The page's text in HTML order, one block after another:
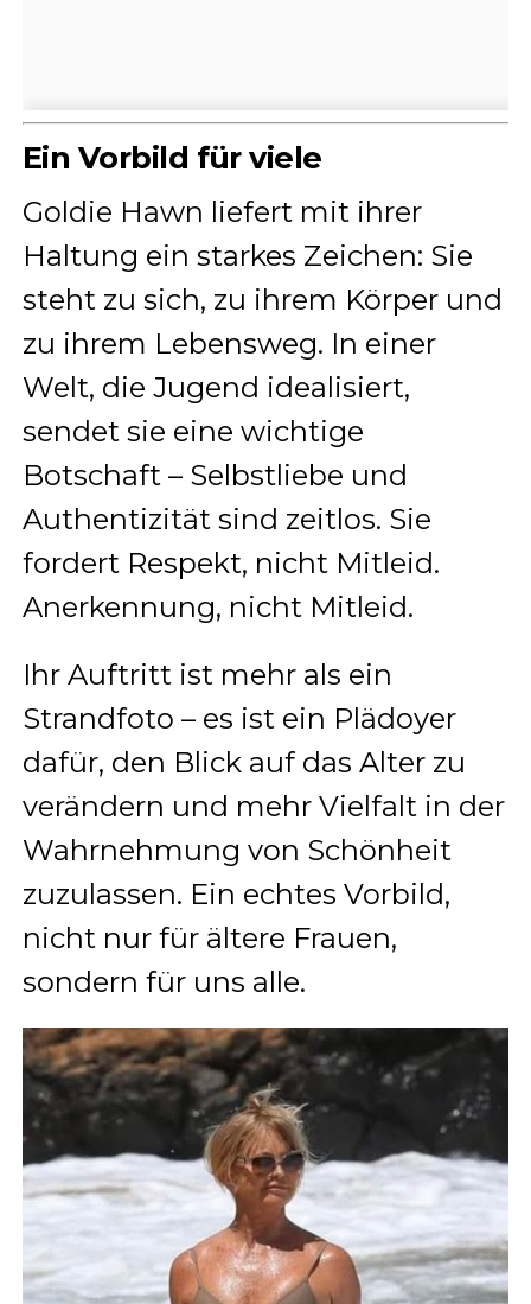
Ein Vorbild für viele
Goldie Hawn liefert mit ihrer
Haltung ein starkes Zeichen: Sie
steht zu sich, zu ihrem Körper und
zu ihrem Lebensweg. In einer
Welt, die Jugend idealisiert,
sendet sie eine wichtige
Botschaft – Selbstliebe und
Authentizität sind zeitlos. Sie
fordert Respekt, nicht Mitleid.
Anerkennung, nicht Mitleid.
Ihr Auftritt ist mehr als ein
Strandfoto – es ist ein Plädoyer
dafür, den Blick auf das Alter zu
verändern und mehr Vielfalt in der
Wahrnehmung von Schönheit
zuzulassen. Ein echtes Vorbild,
nicht nur für ältere Frauen,
sondern für uns alle.